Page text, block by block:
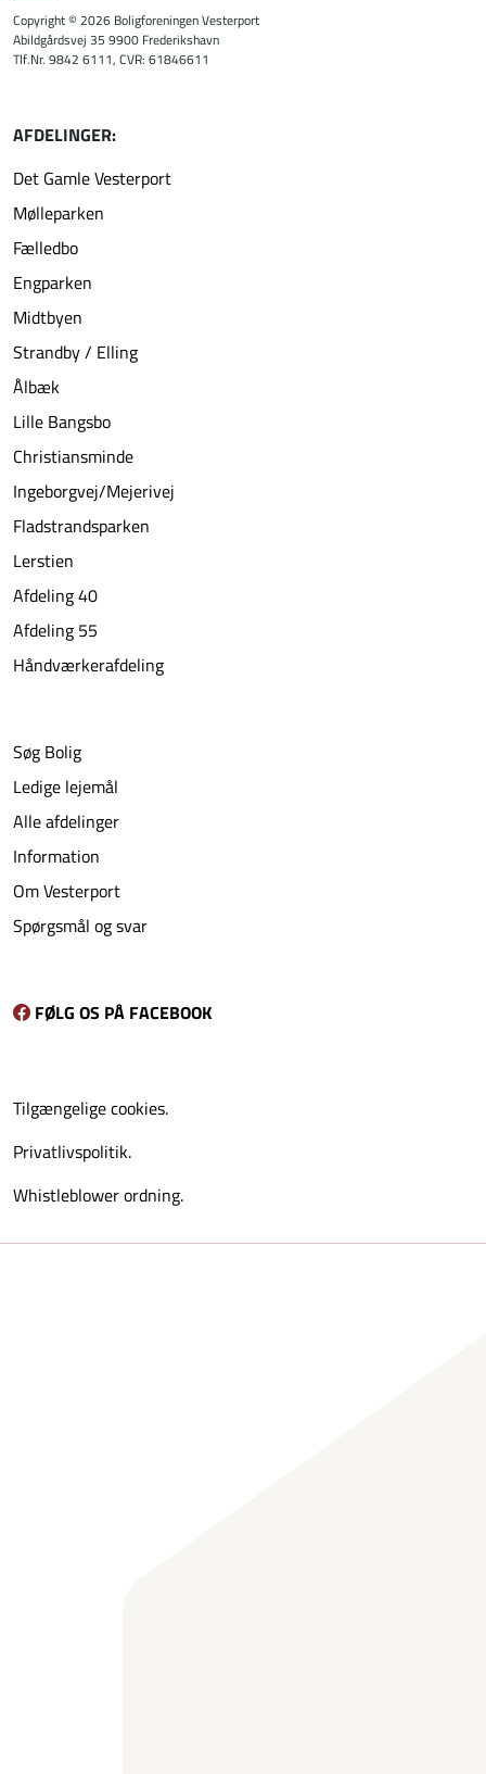
Copyright © 2026 Boligforeningen Vesterport
Abildgårdsvej 35 9900 Frederikshavn
Tlf.Nr. 9842 6111, CVR: 61846611
AFDELINGER:
Det Gamle Vesterport
Mølleparken
Fælledbo
Engparken
Midtbyen
Strandby / Elling
Ålbæk
Lille Bangsbo
Christiansminde
Ingeborgvej/Mejerivej
Fladstrandsparken
Lerstien
Afdeling 40
Afdeling 55
Håndværkerafdeling
Søg Bolig
Ledige lejemål
Alle afdelinger
Information
Om Vesterport
Spørgsmål og svar
FØLG OS PÅ FACEBOOK
Tilgængelige cookies.
Privatlivspolitik.
Whistleblower ordning.